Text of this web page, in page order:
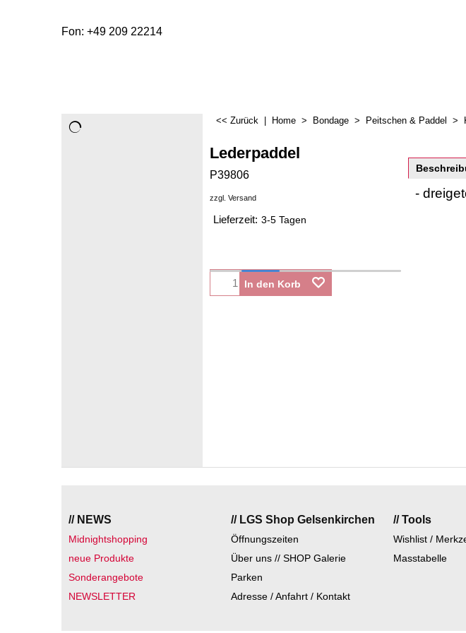
Fon: +49 209 22214
<< Zurück Home > Bondage > Peitschen & Paddel >
Lederpaddel
P39806
zzgl. Versand
Lieferzeit: 3-5 Tagen
In den Korb
-
// NEWS
Midnightshopping
neue Produkte
Sonderangebote
NEWSLETTER
// LGS Shop Gelsenkirchen
Öffnungszeiten
Über uns // SHOP Galerie
Parken
Adresse / Anfahrt / Kontakt
// Tools
Wishlist /
Masstabelle